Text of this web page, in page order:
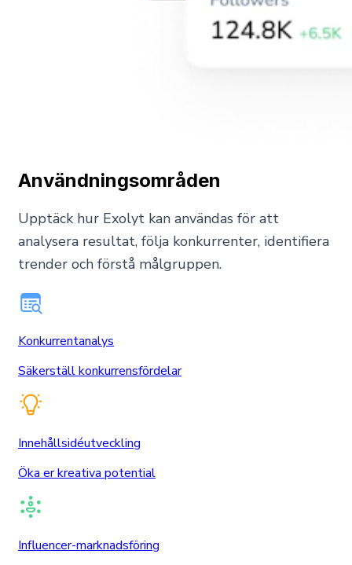
Användningsområden
Upptäck hur Exolyt kan användas för att
analysera resultat, följa konkurrenter, identifiera
trender och förstå målgruppen.
Konkurrentanalys
Säkerställ konkurrensfördelar
Innehållsidéutveckling
Öka er kreativa potential
Influencer-marknadsföring